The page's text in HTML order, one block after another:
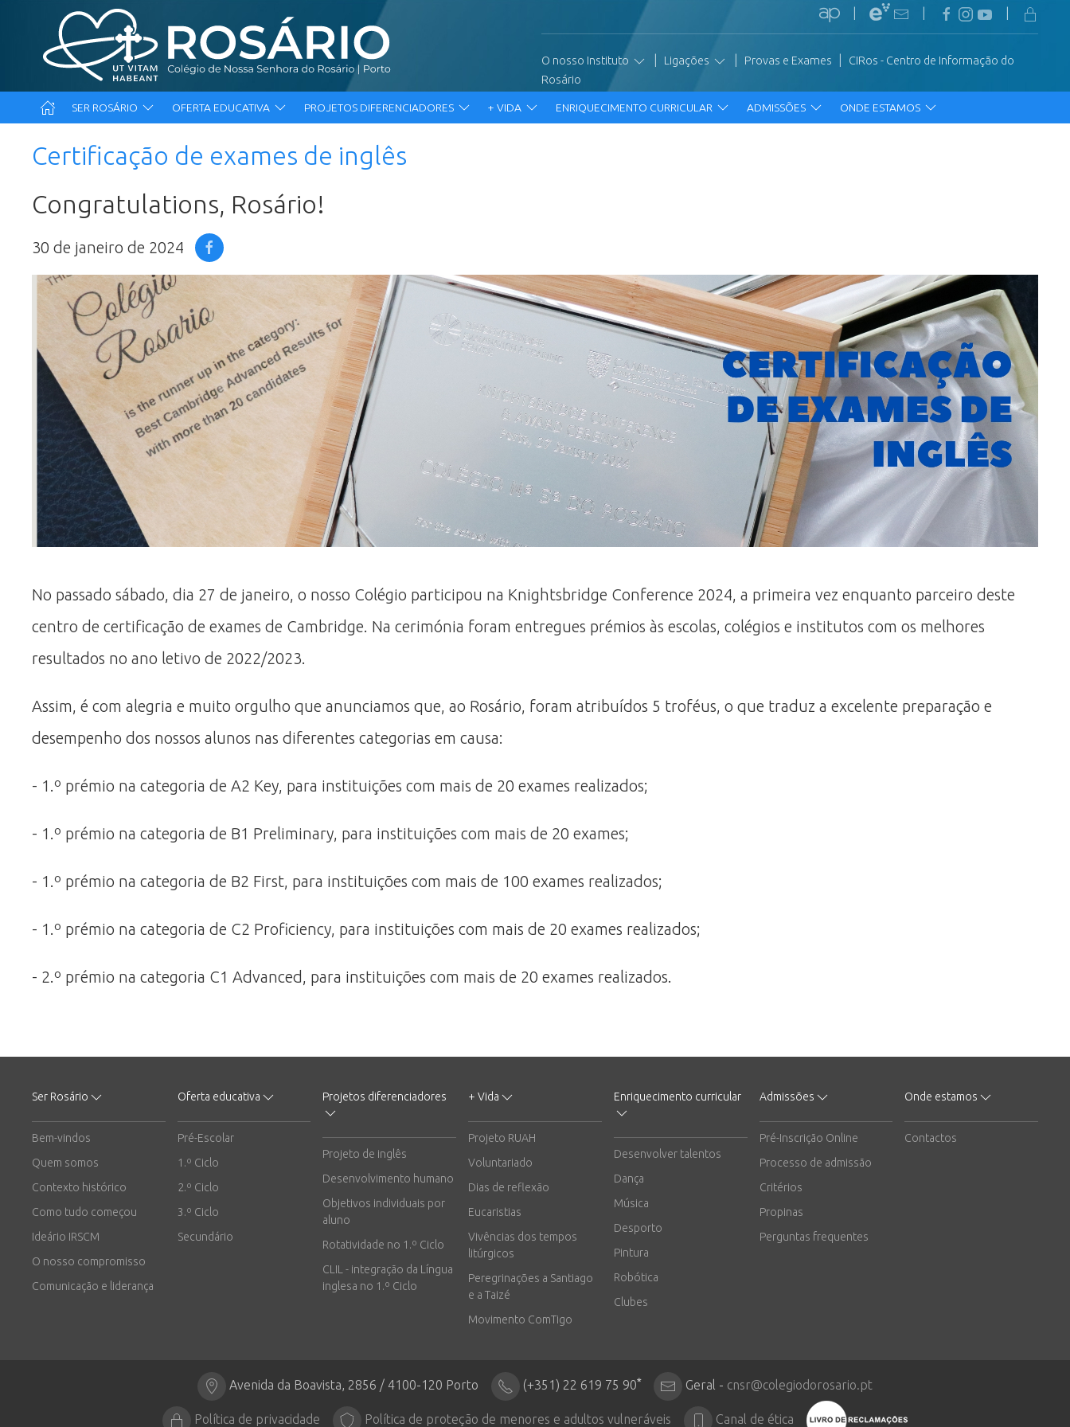
O nosso Instituto Ligações Provas e Exames
CIRos - Centro de Informação do
Rosário
SER ROSÁRIO OFERTA EDUCATIVA PROJETOS DIFERENCIADORES + VIDA ENRIQUECIMENTO CURRICULAR ADMISSÕES ONDE ESTAMOS
Certificação de exames de inglês
Congratulations, Rosário!
30 de janeiro de 2024
No passado sábado, dia 27 de janeiro, o nosso Colégio participou na Knightsbridge Conference 2024, a primeira vez enquanto parceiro deste
centro de certificação de exames de Cambridge. Na cerimónia foram entregues prémios às escolas, colégios e institutos com os melhores
resultados no ano letivo de 2022/2023.
Assim, é com alegria e muito orgulho que anunciamos que, ao Rosário, foram atribuídos 5 troféus, o que traduz a excelente preparação e
desempenho dos nossos alunos nas diferentes categorias em causa:
- 1.º prémio na categoria de A2 Key, para instituições com mais de 20 exames realizados;
- 1.º prémio na categoria de B1 Preliminary, para instituições com mais de 20 exames;
- 1.º prémio na categoria de B2 First, para instituições com mais de 100 exames realizados;
- 1.º prémio na categoria de C2 Proficiency, para instituições com mais de 20 exames realizados;
- 2.º prémio na categoria C1 Advanced, para instituições com mais de 20 exames realizados.
Ser Rosário
Bem-vindos
Quem somos
Contexto histórico
Como tudo começou
Ideário IRSCM
O nosso compromisso
Comunicação e liderança
Oferta educativa
Pré-Escolar
1.º Ciclo
2.º Ciclo
3.º Ciclo
Secundário
Projetos diferenciadores
Projeto de inglês
Desenvolvimento humano
Objetivos individuais por
aluno
Rotatividade no 1.º Ciclo
CLIL - integração da Língua
inglesa no 1.º Ciclo
+ Vida
Projeto RUAH
Voluntariado
Dias de reflexão
Eucaristias
Vivências dos tempos
litúrgicos
Peregrinações a Santiago
e a Taizé
Movimento ComTigo
Enriquecimento curricular
Desenvolver talentos
Dança
Música
Desporto
Pintura
Robótica
Clubes
Admissões
Pré-Inscrição Online
Processo de admissão
Critérios
Propinas
Perguntas frequentes
Onde estamos
Contactos
Avenida da Boavista, 2856 / 4100-120 Porto (+351) 22 619 75 90* Geral - cnsr@colegiodorosario.pt
Política de privacidade Política de proteção de menores e adultos vulneráveis Canal de ética